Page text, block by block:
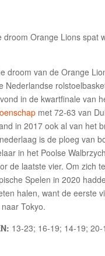
droom van de Orange
Nederlandse
in de kwartfinale van
met 72-63 van
in 2017 ook al van het
is de ploeg van
in het Poolse Walbrzych
de laatste vier. Om zich
Spelen in 2020
halen, want de eerste
Tokyo.
13-23; 16-19; 14-19; 20-